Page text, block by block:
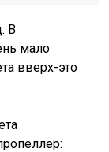
В
мало
вверх-это